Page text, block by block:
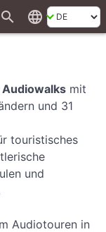
search language
Audiowalks mit
und 31
touristisches
und
Audiotouren in